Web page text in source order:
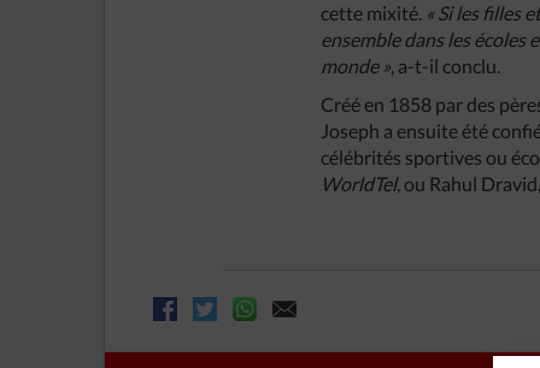
cette mixité. « Si les filles
ensemble dans les écoles
monde », a-t-il conclu.
Créé en 1858 par des
Joseph a ensuite été
célébrités sportives ou
WorldTel, ou Rahul